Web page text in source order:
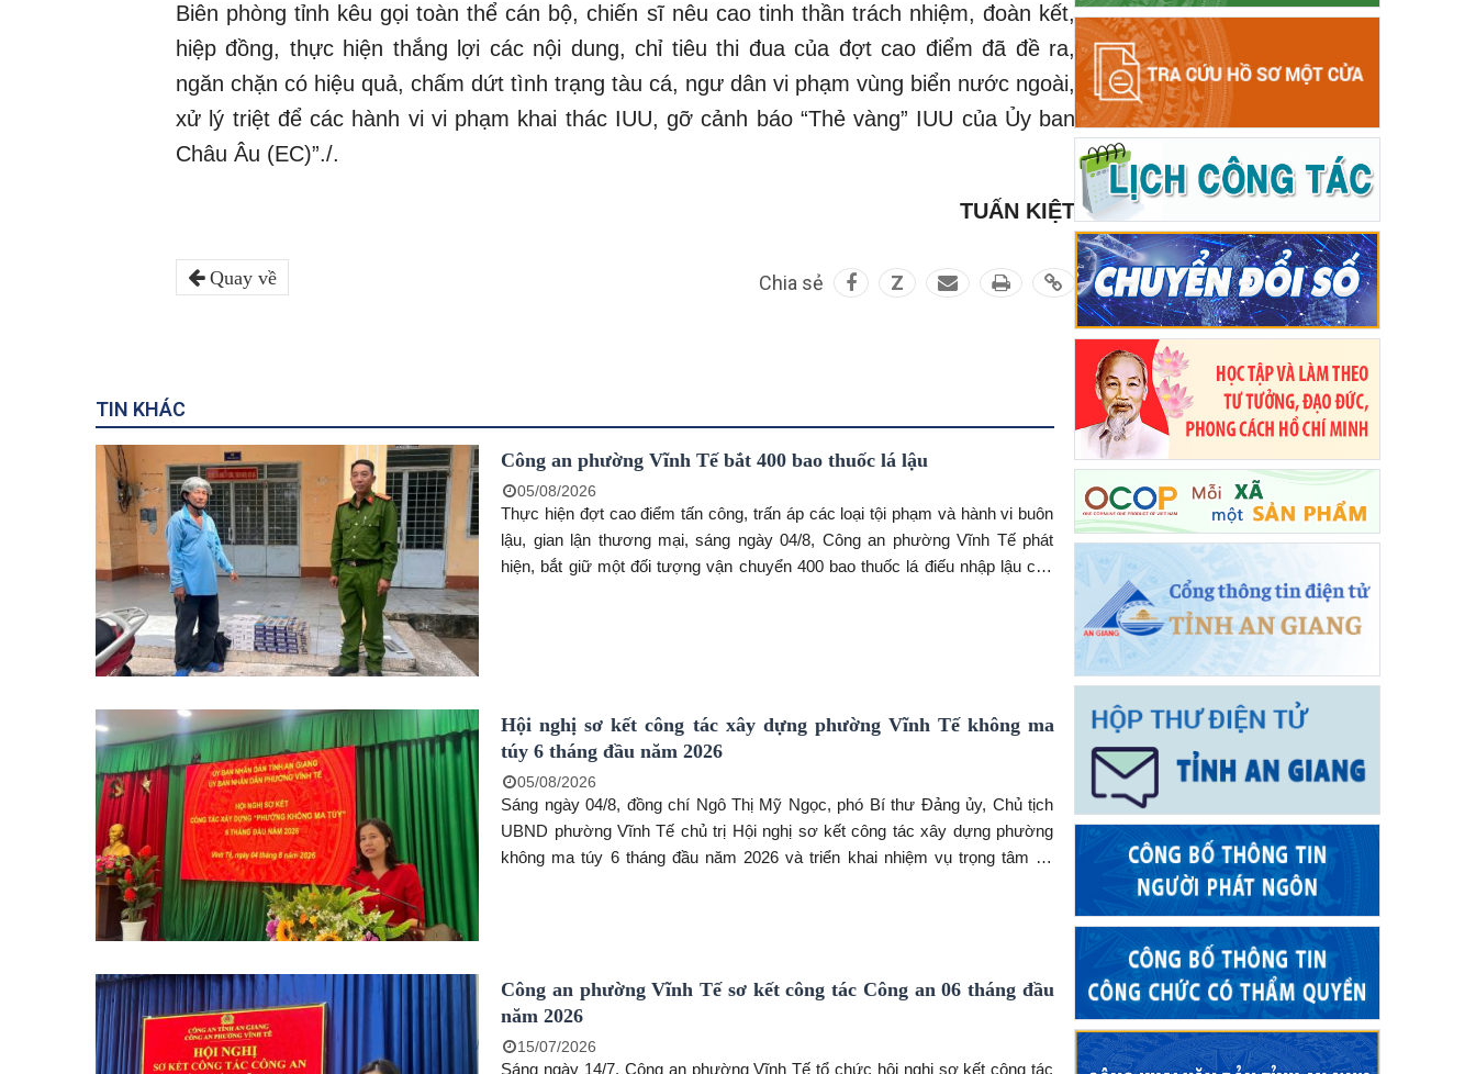
Biên phòng tỉnh kêu gọi toàn thể cán bộ, chiến sĩ nêu cao tinh thần trách nhiệm, đoàn kết,
hiệp đồng, thực hiện thắng lợi các nội dung, chỉ tiêu thi đua của đợt cao điểm đã đề ra,
ngăn chặn có hiệu quả, chấm dứt tình trạng tàu cá, ngư dân vi phạm vùng biển nước ngoài,
xử lý triệt để các hành vi vi phạm khai thác IUU, gỡ cảnh báo “Thẻ vàng” IUU của Ủy ban
Châu Âu (EC)”./.
TUẤN KIỆT
Quay về Chia sẻ Z
TIN KHÁC
Công an phường Vĩnh Tế bắt 400 bao thuốc lá lậu
05/08/2026
Thực hiện đợt cao điểm tấn công, trấn áp các loại tội phạm và hành vi buôn
lậu, gian lận thương mại, sáng ngày 04/8, Công an phường Vĩnh Tế phát
hiện, bắt giữ một đối tượng vận chuyển 400 bao thuốc lá điếu nhập lậu các
Hội nghị sơ kết công tác xây dựng phường Vĩnh Tế không ma
túy 6 tháng đầu năm 2026
05/08/2026
Sáng ngày 04/8, đồng chí Ngô Thị Mỹ Ngọc, phó Bí thư Đảng ủy, Chủ tịch
UBND phường Vĩnh Tế chủ trị Hội nghị sơ kết công tác xây dựng phường
không ma túy 6 tháng đầu năm 2026 và triển khai nhiệm vụ trọng tâm 06
Công an phường Vĩnh Tế sơ kết công tác Công an 06 tháng đầu
năm 2026
15/07/2026
Sáng ngày 14/7, Công an phường Vĩnh Tế tổ chức hội nghị sơ kết công tác